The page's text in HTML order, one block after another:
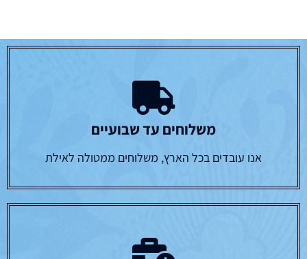
משלוחים עד שבועיים
אנו עובדים בכל הארץ, משלוחים ממטולה לאילת